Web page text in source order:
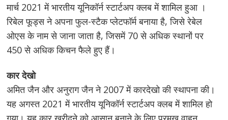
मार्च 2021 में भारतीय यूनिकॉर्न स्टार्टअप क्लब में शामिल हुआ ।
रिबेल फूड्स ने अपना फुल-स्टैक प्लेटफॉर्म बनाया है, जिसे रेबेल
ओएस के नाम से जाना जाता है, जिसमें 70 से अधिक स्थानों पर
450 से अधिक किचन फैले हुए हैं।
कार देखो
अमित जैन और अनुराग जैन ने 2007 में कारदेखो की स्थापना की।
यह अगस्त 2021 में भारतीय यूनिकॉर्न स्टार्टअप क्लब में शामिल हो